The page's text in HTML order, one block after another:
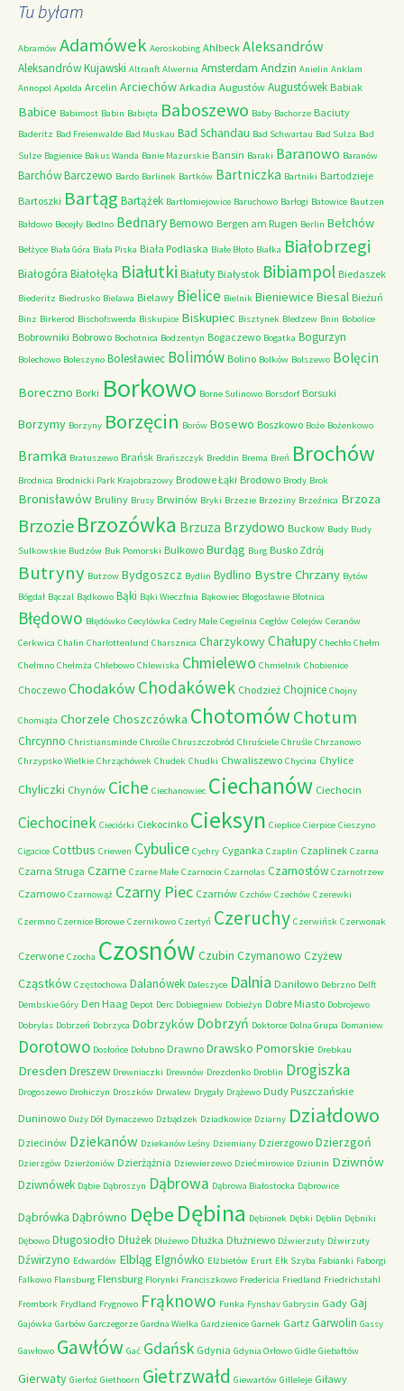
Tu byłam
Abramów Adamówek Aeroskobing Ahlbeck Aleksandrów
Aleksandrów Kujawski Altranft Alwernia Amsterdam Andzin Anielin Anklam
Annopol Apolda Arcelin Arciechów Arkadia Augustów Augustówek Babiak
Babice Babimost Babin Babięta Baboszewo Baby Bachorze Baciuty
Baderitz Bad Freienwalde Bad Muskau Bad Schandau Bad Schwartau Bad Sulza Bad
Sulze Bagienice Bakus Wanda Banie Mazurskie Bansin Baraki Baranowo Baranów
BarchówBarczewo Bardo Barlinek Bartków Bartniczka Bartniki Bartodzieje
Bartoszki Bartąg Bartążek Bartłomiejowice Baruchowo Barłogi Batowice Bautzen
Bałdowo Becejły Bedlno BednaryBemowo Bergen am Rugen Berlin Bełchów
Bełżyce Biała Góra Biała Piska Biała Podlaska Białe Błoto Białka Białobrzegi
Białogóra Białołęka Białutki Białuty Białystok Bibiampol Biedaszek
Biederitz Biedrusko Bielawa Bielawy Bielice Bielnik Bieniewice Biesal Bieżuń
Binz Birkerod Bischofswerda Biskupice Biskupiec Bisztynek Bledzew Bnin Bobolice
Bobrowniki Bobrowo Bochotnica Bodzentyn Bogaczewo Bogatka Bogurzyn
Bolechowo Boleszyno Bolesławiec Bolimów Bolino Bolków Bolszewo Bolęcin
Boreczno Borki Borkowo Borne Sulinowo Borsdorf Borsuki
Borzymy Borzyny Borzęcin Borów Bosewo Boszkowo Boże Bożenkowo
Bramka Bratuszewo Brańsk Brańszczyk Breddin Brema Breń Brochów
Brodnica Brodnicki Park Krajobrazowy Brodowe Łąki Brodowo Brody Brok
Bronisławów Bruliny Brusy Brwinów Bryki Brzezie Brzeziny Brzeźnica Brzoza
Brzozie Brzozówka Brzuza Brzydowo Buckow Budy Budy
Sulkowskie Budzów Buk Pomorski Bulkowo Burdąg Burg Busko Zdrój
Butryny Butzow Bydgoszcz Bydlin Bydlino Bystre Chrzany Bytów
Bógdał Bączal Bądkowo Bąki Bąki Wieczfnia Bąkowiec Błogosławie Błotnica
Błędowo Błędówko Cecylówka Cedry Małe Cegielnia Cegłów Celejów Ceranów
Cerkwica Chalin Charlottenlund Charsznica CharzykowyChałupy Chechło Chełm
Chełmno Chełmża Chlebowo Chlewiska Chmielewo Chmielnik Chobienice
Choczewo ChodakówChodakówek Chodzież Chojnice Chojny
Chomiąża Chorzele Choszczówka ChotomówChotum
Chrcynno Christiansminde Chrośle Chruszczobród Chruściele Chruśle Chrzanowo
Chrzypsko Wielkie Chrząchówek Chudek Chudki Chwaliszewo Chycina Chylice
Chyliczki Chynów Ciche Ciechanowiec Ciechanów Ciechocin
Ciechocinek Cieciórki Ciekocinko Cieksyn Cieplice Cierpice Cieszyno
Cigacice Cottbus Criewen Cybulice Cychry Cyganka Czaplin Czaplinek Czarna
Czarna Struga Czarne Czarne Małe Czarnocin Czarnolas Czarnostów Czarnotrzew
Czarnowo Czarnowąż Czarny Piec Czarnów Czchów Czechów Czerewki
Czermno Czernice Borowe Czernikowo Czertyń Czeruchy Czerwińsk Czerwonak
Czerwone Czocha Czosnów Czubin Czymanowo Czyżew
Cząstków Częstochowa Dalanówek Daleszyce Dalnia Daniłowo Debrzno Delft
Dembskie Góry Den Haag Depot Derc Dobiegniew Dobieżyn Dobre Miasto Dobrojewo
Dobrylas Dobrzeń Dobrzyca Dobrzyków Dobrzyń Doktorce Dolna Grupa Domaniew
Dorotowo Dosłońce Dołubno Drawno Drawsko Pomorskie Drebkau
Dresden Dreszew Drewniaczki Drewnów Drezdenko Droblin Drogiszka
Drogoszewo Drohiczyn Droszków Drwalew Drygały Drążewo Dudy Puszczańskie
Duninowo Duży Dół Dymaczewo Dzbądzek Dziadkowice Dziarny Działdowo
Dziecinów Dziekanów Dziekanów Leśny Dziemiany Dzierzgowo Dzierzgoń
Dzierzgów Dzierżoniów Dzierżążnia Dziewierzewo Dziećmirowice Dziunin Dziwnów
Dziwnówek Dąbie Dąbroszyn Dąbrowa Dąbrowa Białostocka Dąbrowice
Dąbrówka Dąbrówno Dębe Dębina Dębionek Dębki Dęblin Dębniki
Dębowo Długosiodło Dłużek Dłużewo Dłużka Dłużniewo Dźwierzuty Dźwirzuty
Dźwirzyno Edwardów Elbląg Elgnówko Elżbietów Erurt Ełk Szyba Fabianki Faborgi
Falkowo Flansburg Flensburg Florynki Franciszkowo Fredericia Friedland Friedrichstahl
Frombork Frydland Frygnowo Frąknowo Funka Fynshav Gabrysin Gady Gaj
Gajówka Garbów Garczegorze Gardna Wielka Gardzienice Garnek Gartz Garwolin Gassy
Gawłowo Gawłów Gać Gdańsk Gdynia Gdynia Orłowo Gidle Giebałtów
Gierwaty Gierłoż Giethoorn Gietrzwałd Giewartów Gilleleje Giławy